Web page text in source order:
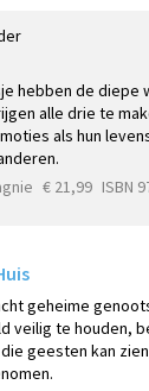
hebben de diepe
alle drie te
als hun
€ 21,99 ISBN
geheime
veilig te houden,
geesten kan